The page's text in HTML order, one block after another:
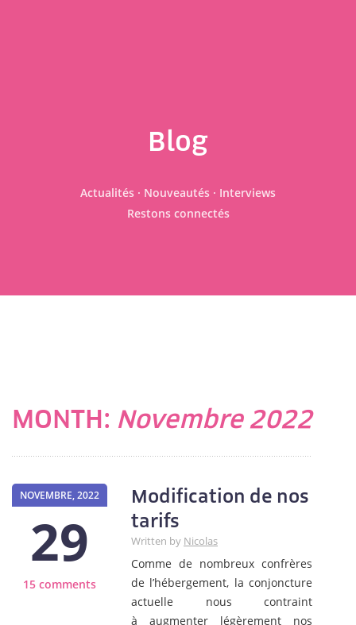
Blog
Actualités · Nouveautés · Interviews
Restons connectés
MONTH: Novembre 2022
NOVEMBRE, 2022
29
15 comments
Modification de nos
tarifs
Written by Nicolas
Comme de nombreux confrères
de l’hébergement, la conjoncture
actuelle nous contraint
à augmenter légèrement nos